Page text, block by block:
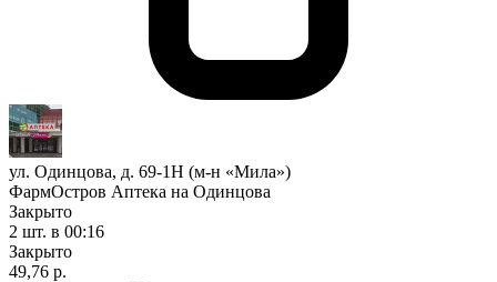
ул. Одинцова, д. 69-1Н (м-н «Мила»)
ФармОстров Аптека на Одинцова
Закрыто
2 шт. в 00:16
Закрыто
49,76 р.